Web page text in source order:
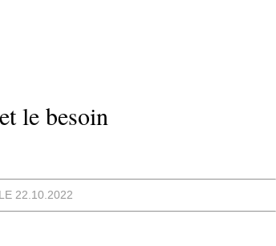
le besoin
22.10.2022